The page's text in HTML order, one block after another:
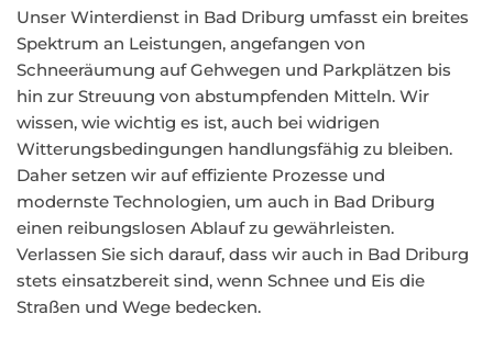
Unser Winterdienst in Bad Driburg umfasst ein breites
Spektrum an Leistungen, angefangen von
Schneeräumung auf Gehwegen und Parkplätzen bis
hin zur Streuung von abstumpfenden Mitteln. Wir
wissen, wie wichtig es ist, auch bei widrigen
Witterungsbedingungen handlungsfähig zu bleiben.
Daher setzen wir auf effiziente Prozesse und
modernste Technologien, um auch in Bad Driburg
einen reibungslosen Ablauf zu gewährleisten.
Verlassen Sie sich darauf, dass wir auch in Bad Driburg
stets einsatzbereit sind, wenn Schnee und Eis die
Straßen und Wege bedecken.